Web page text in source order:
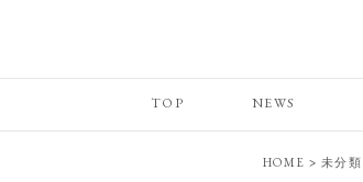
TOP NEWS
HOME > 未分類